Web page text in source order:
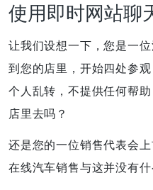
使用即时网站聊
让我们设想一下，您是一
到您的店里，开始四处参
个人乱转，不提供任何帮
店里去吗？
还是您的一位销售代表会
在线汽车销售与这并没有什